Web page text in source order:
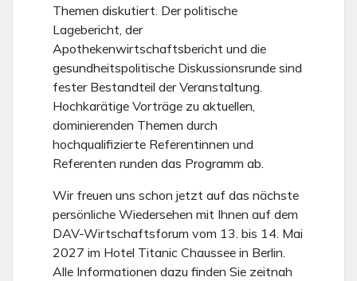
Themen diskutiert. Der politische
Lagebericht, der
Apothekenwirtschaftsbericht und die
gesundheitspolitische Diskussionsrunde sind
fester Bestandteil der Veranstaltung.
Hochkarätige Vorträge zu aktuellen,
dominierenden Themen durch
hochqualifizierte Referentinnen und
Referenten runden das Programm ab.
Wir freuen uns schon jetzt auf das nächste
persönliche Wiedersehen mit Ihnen auf dem
DAV-Wirtschaftsforum vom 13. bis 14. Mai
2027 im Hotel Titanic Chaussee in Berlin.
Alle Informationen dazu finden Sie zeitnah